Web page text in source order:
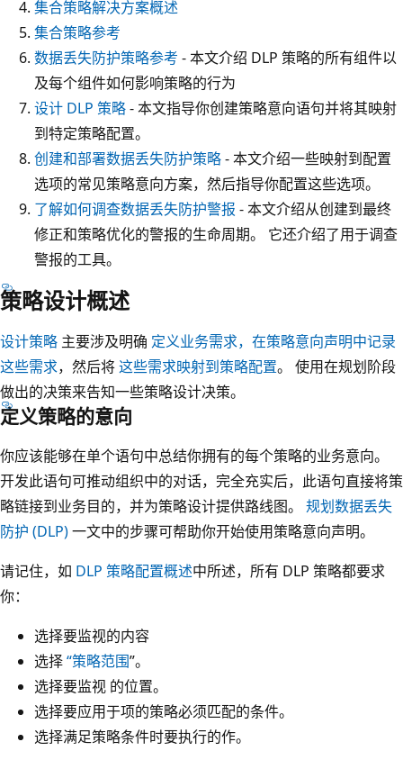
集合策略解决方案概述
集合策略参考
数据丢失防护策略参考 - 本文介绍 DLP 策略的所有组件以
及每个组件如何影响策略的行为
设计 DLP 策略- 本文指导你创建策略意向语句并将其映射
到特定策略配置。
创建和部署数据丢失防护策略- 本文介绍一些映射到配置
选项的常见策略意向方案，然后指导你配置这些选项。
了解如何调查数据丢失防护警报 - 本文介绍从创建到最终
修正和策略优化的警报的生命周期。 它还介绍了用于调查
警报的工具。
策略设计概述
设计策略 主要涉及明确 定义业务需求，在策略意向声明中记录
这些需求，然后将这些需求映射到策略配置。 使用在规划阶段
做出的决策来告知一些策略设计决策。
定义策略的意向
你应该能够在单个语句中总结你拥有的每个策略的业务意向。
开发此语句可推动组织中的对话，完全充实后，此语句直接将策
略链接到业务目的，并为策略设计提供路线图。 规划数据丢失
防护 (DLP)一文中的步骤可帮助你开始使用策略意向声明。
请记住，如 DLP 策略配置概述中所述，所有 DLP 策略都要求
你：
选择要监视的内容
选择“策略范围”。
选择要监视 的位置。
选择要应用于项的策略必须匹配的条件。
选择满足策略条件时要执行的作。